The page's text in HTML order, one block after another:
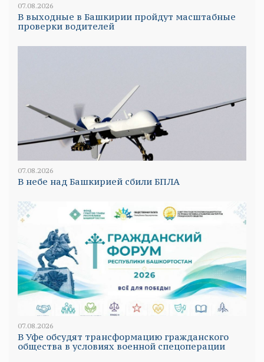
07.08.2026
В выходные в Башкирии пройдут масштабные
проверки водителей
07.08.2026
В небе над Башкирией сбили БПЛА
07.08.2026
В Уфе обсудят трансформацию гражданского
общества в условиях военной спецоперации